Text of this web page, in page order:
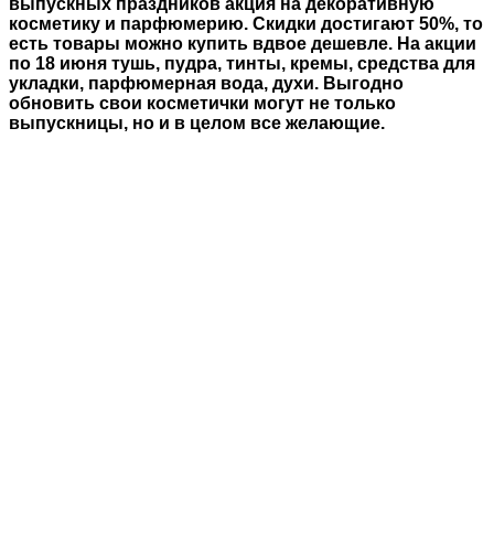
косметику и парфюмерию. Скидки достигают 50%, то
есть товары можно купить вдвое дешевле. На акции
по 18 июня тушь, пудра, тинты, кремы, средства для
укладки, парфюмерная вода, духи. Выгодно
обновить свои косметички могут не только
выпускницы, но и в целом все желающие.